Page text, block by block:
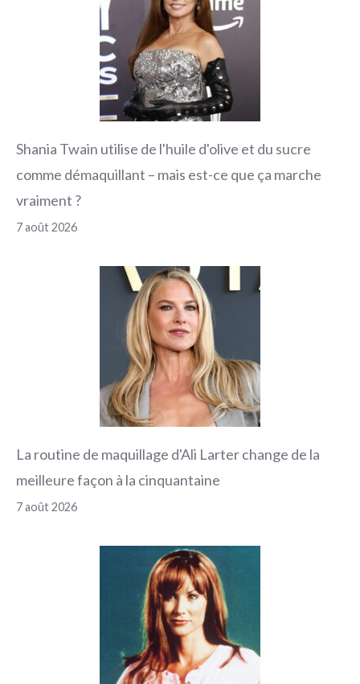
Shania Twain utilise de l'huile d'olive et du sucre
comme démaquillant – mais est-ce que ça marche
vraiment ?
7 août 2026
La routine de maquillage d'Ali Larter change de la
meilleure façon à la cinquantaine
7 août 2026